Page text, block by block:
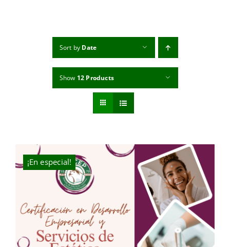
Sort by Date
Show 12 Products
¡En especial!